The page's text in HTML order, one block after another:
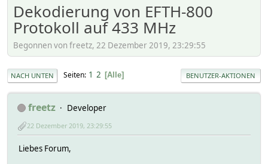
Dekodierung von EFTH-800
Protokoll auf 433 MHz
Begonnen von freetz, 22 Dezember 2019, 23:29:55
NACH UNTEN Seiten 1 2 Alle BENUTZER-AKTIONEN
freetz Developer
22 Dezember 2019, 23:29:55
Liebes Forum,